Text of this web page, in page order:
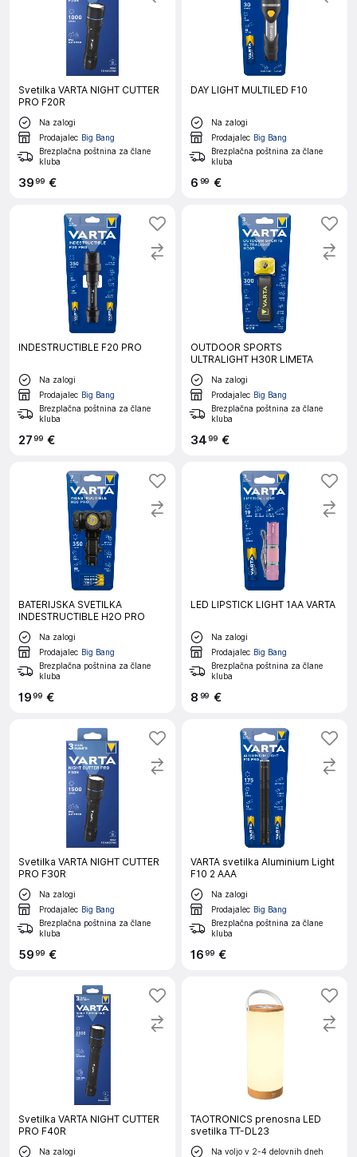
Svetilka VARTA NIGHT CUTTER
PRO F20R
Na zalogi
Prodajalec Big Bang
Brezplačna poštnina za člane
kluba
3999 €
DAY LIGHT MULTILED F10
Na zalogi
Prodajalec Big Bang
Brezplačna poštnina za člane
kluba
6 99 €
INDESTRUCTIBLE F20 PRO
Na zalogi
Prodajalec Big Bang
Brezplačna poštnina za člane
kluba
2799 €
OUTDOOR SPORTS
ULTRALIGHT H30R LIMETA
Na zalogi
Prodajalec Big Bang
Brezplačna poštnina za člane
kluba
3499 €
BATERIJSKA SVETILKA
INDESTRUCTIBLE H2O PRO
Na zalogi
Prodajalec Big Bang
Brezplačna poštnina za člane
kluba
1999 €
LED LIPSTICK LIGHT 1AA VARTA
Na zalogi
Prodajalec Big Bang
Brezplačna poštnina za člane
kluba
8 99 €
Svetilka VARTA NIGHT CUTTER
PRO F30R
Na zalogi
Prodajalec Big Bang
Brezplačna poštnina za člane
kluba
5999 €
VARTA svetilka Aluminium Light
F10 2 AAA
Na zalogi
Prodajalec Big Bang
Brezplačna poštnina za člane
kluba
1699 €
Svetilka VARTA NIGHT CUTTER
PRO F40R
Na zalogi
TAOTRONICS prenosna LED
svetilka TT-DL23
Na voljo v 2-4 delovnih dneh